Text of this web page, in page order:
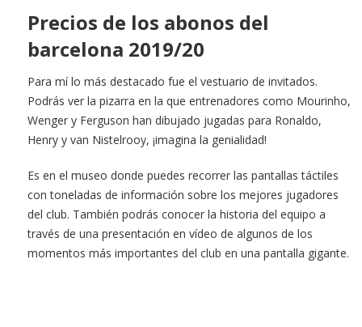
Precios de los abonos del
barcelona 2019/20
Para mí lo más destacado fue el vestuario de invitados.
Podrás ver la pizarra en la que entrenadores como Mourinho,
Wenger y Ferguson han dibujado jugadas para Ronaldo,
Henry y van Nistelrooy, ¡imagina la genialidad!
Es en el museo donde puedes recorrer las pantallas táctiles
con toneladas de información sobre los mejores jugadores
del club. También podrás conocer la historia del equipo a
través de una presentación en vídeo de algunos de los
momentos más importantes del club en una pantalla gigante.